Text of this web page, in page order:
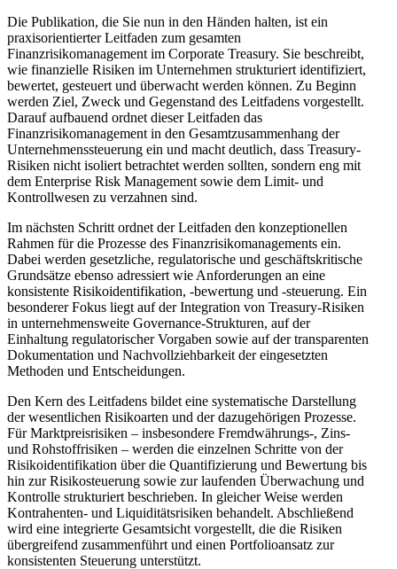
Die Publikation, die Sie nun in den Händen halten, ist ein
praxisorientierter Leitfaden zum gesamten
Finanzrisikomanagement im Corporate Treasury. Sie beschreibt,
wie finanzielle Risiken im Unternehmen strukturiert identifiziert,
bewertet, gesteuert und überwacht werden können. Zu Beginn
werden Ziel, Zweck und Gegenstand des Leitfadens vorgestellt.
Darauf aufbauend ordnet dieser Leitfaden das
Finanzrisikomanagement in den Gesamtzusammenhang der
Unternehmenssteuerung ein und macht deutlich, dass Treasury-
Risiken nicht isoliert betrachtet werden sollten, sondern eng mit
dem Enterprise Risk Management sowie dem Limit- und
Kontrollwesen zu verzahnen sind.
Im nächsten Schritt ordnet der Leitfaden den konzeptionellen
Rahmen für die Prozesse des Finanzrisikomanagements ein.
Dabei werden gesetzliche, regulatorische und geschäftskritische
Grundsätze ebenso adressiert wie Anforderungen an eine
konsistente Risikoidentifikation, -bewertung und -steuerung. Ein
besonderer Fokus liegt auf der Integration von Treasury-Risiken
in unternehmensweite Governance-Strukturen, auf der
Einhaltung regulatorischer Vorgaben sowie auf der transparenten
Dokumentation und Nachvollziehbarkeit der eingesetzten
Methoden und Entscheidungen.
Den Kern des Leitfadens bildet eine systematische Darstellung
der wesentlichen Risikoarten und der dazugehörigen Prozesse.
Für Marktpreisrisiken – insbesondere Fremdwährungs-, Zins-
und Rohstoffrisiken – werden die einzelnen Schritte von der
Risikoidentifikation über die Quantifizierung und Bewertung bis
hin zur Risikosteuerung sowie zur laufenden Überwachung und
Kontrolle strukturiert beschrieben. In gleicher Weise werden
Kontrahenten- und Liquiditätsrisiken behandelt. Abschließend
wird eine integrierte Gesamtsicht vorgestellt, die die Risiken
übergreifend zusammenführt und einen Portfolioansatz zur
konsistenten Steuerung unterstützt.